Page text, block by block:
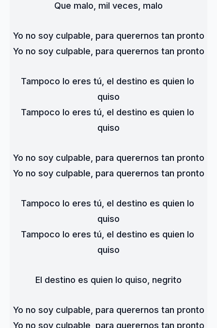
Que malo, mil veces, malo
Yo no soy culpable, para querernos tan pronto
Yo no soy culpable, para querernos tan pronto
Tampoco lo eres tú, el destino es quien lo
quiso
Tampoco lo eres tú, el destino es quien lo
quiso
Yo no soy culpable, para querernos tan pronto
Yo no soy culpable, para querernos tan pronto
Tampoco lo eres tú, el destino es quien lo
quiso
Tampoco lo eres tú, el destino es quien lo
quiso
El destino es quien lo quiso, negrito
Yo no soy culpable, para querernos tan pronto
Yo no soy culpable, para querernos tan pronto